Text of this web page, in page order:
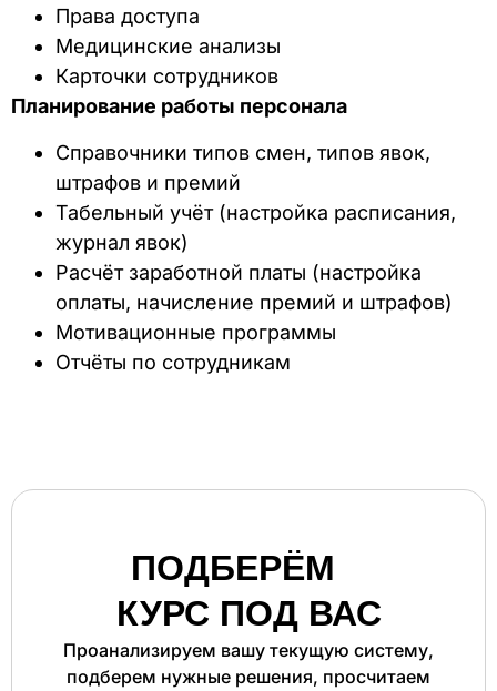
Права доступа
Медицинские анализы
Карточки сотрудников
Планирование работы персонала
Справочники типов смен, типов явок,
штрафов и премий
Табельный учёт (настройка расписания,
журнал явок)
Расчёт заработной платы (настройка
оплаты, начисление премий и штрафов)
Мотивационные программы
Отчёты по сотрудникам
ПОДБЕРЁМ
КУРС ПОД ВАС
Проанализируем вашу текущую систему,
подберем нужные решения, просчитаем